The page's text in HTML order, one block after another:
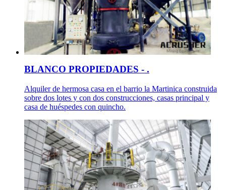
BLANCO PROPIEDADES - .
Alquiler de hermosa casa en el barrio la Martinica construida
sobre dos lotes y con dos construcciones, casas principal y
casa de huéspedes con quincho.